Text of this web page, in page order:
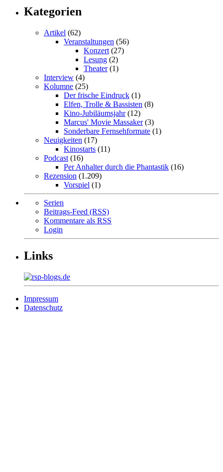
Kategorien
Artikel (62)
Veranstaltungen (56)
Konzert (27)
Lesung (2)
Theater(1)
Interview (4)
Kolumne (25)
Der frische Eindruck (1)
Elfen, Trolle & Bassisten (8)
Kino-Jubiläumsjahr(12)
Marcus' Movie Massaker(3)
Sonderbare Fernsehformate (1)
Neuigkeiten (17)
Kinostarts (11)
Podcast (16)
Per Anhalter durch die Phantastik (16)
Rezension (1.209)
Vorspiel (1)
Serien
Beitrags-Feed (RSS)
Kommentare als RSS
Login
Links
Impressum
Datenschutz